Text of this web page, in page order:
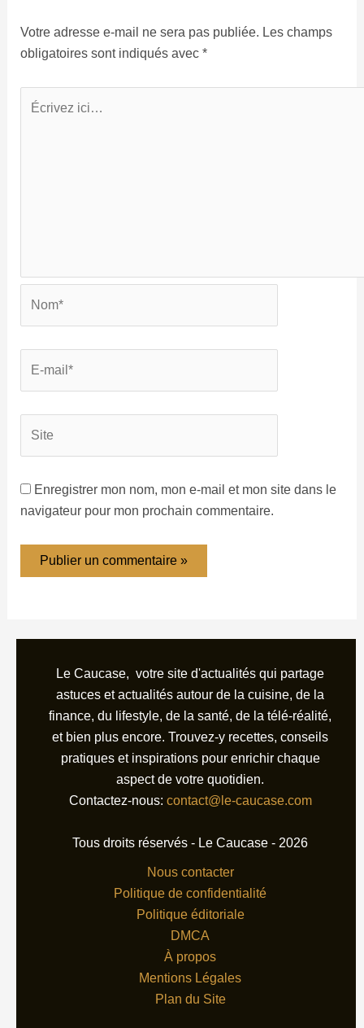
Votre adresse e-mail ne sera pas publiée. Les champs
obligatoires sont indiqués avec *
Enregistrer mon nom, mon e-mail et mon site dans le
navigateur pour mon prochain commentaire.
Le Caucase, votre site d'actualités qui partage
astuces et actualités autour de la cuisine, de la
finance, du lifestyle, de la santé, de la télé-réalité,
et bien plus encore. Trouvez-y recettes, conseils
pratiques et inspirations pour enrichir chaque
aspect de votre quotidien.
Contactez-nous: contact@le-caucase.com
Tous droits réservés - Le Caucase - 2026
Nous contacter
Politique de confidentialité
Politique éditoriale
DMCA
À propos
Mentions Légales
Plan du Site